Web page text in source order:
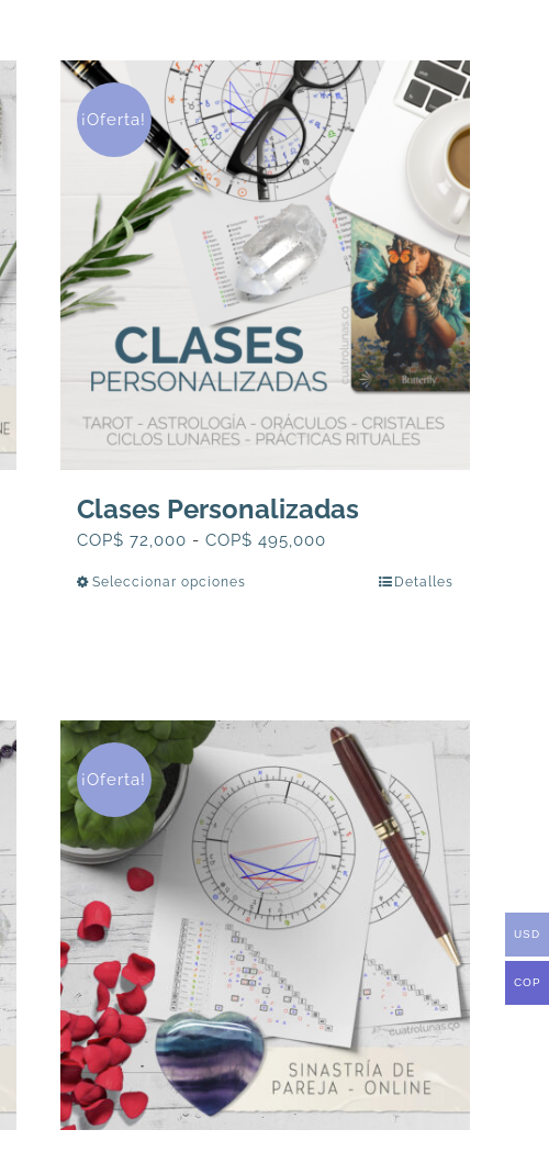
variantes.
Las
opciones
se
pueden
elegir
en
la
página
de
producto
¡Oferta!
Clases Personalizadas
COP$ 72,000 - COP$ 495,000Rango
hasta
COP$
495,000
Seleccionar opcionesEste
opciones
se
pueden
elegir
en
la
página
de
producto
Detalles
¡Oferta!
USD
COP